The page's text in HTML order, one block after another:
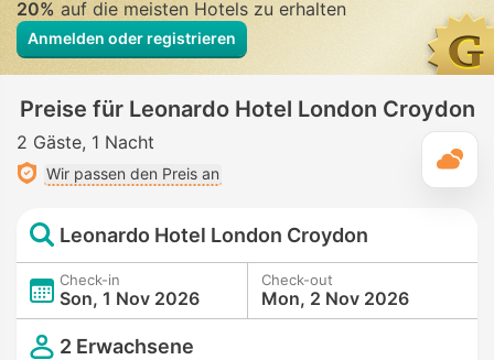
20%auf die meisten Hotels zu erhalten
Anmelden oder registrieren
Preise für Leonardo Hotel London Croydon
2 Gäste 1 Nacht
Wir passen den Preis an
Leonardo Hotel London Croydon
Check-in
Son, 1 Nov 2026
Check-out
Mon, 2 Nov 2026
2 Erwachsene